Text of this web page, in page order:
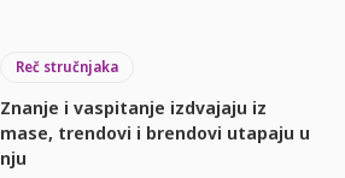
Reč stručnjaka
Znanje i vaspitanje izdvajaju iz
mase, trendovi i brendovi utapaju u
nju